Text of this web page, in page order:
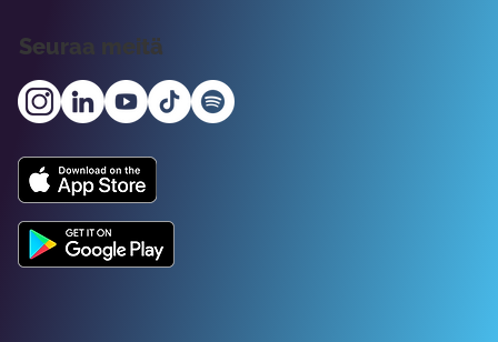
Seuraa meitä